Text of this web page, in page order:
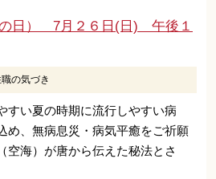
日） 7月２６日(日) 午後１
の気づき
すい夏の時期に流行しやすい病
め、無病息災・病気平癒をご祈願
空海）が唐から伝えた秘法とさ